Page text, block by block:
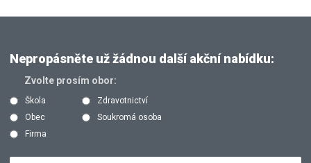
Nepropásněte už žádnou další akční nabídku:
Zvolte prosím obor:
Škola
Zdravotnictví
Obec
Soukromá osoba
Firma